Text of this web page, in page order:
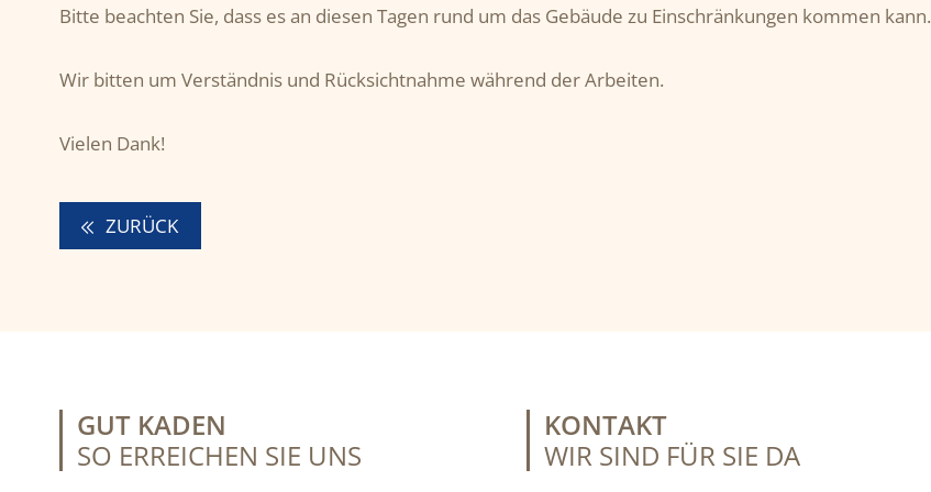
Bitte beachten Sie, dass es an diesen Tagen rund um das Gebäude zu Einschränkungen kommen kann.
Wir bitten um Verständnis und Rücksichtnahme während der Arbeiten.
Vielen Dank!
ZURÜCK
GUT KADEN
SO ERREICHEN SIE UNS
KONTAKT
WIR SIND FÜR SIE DA